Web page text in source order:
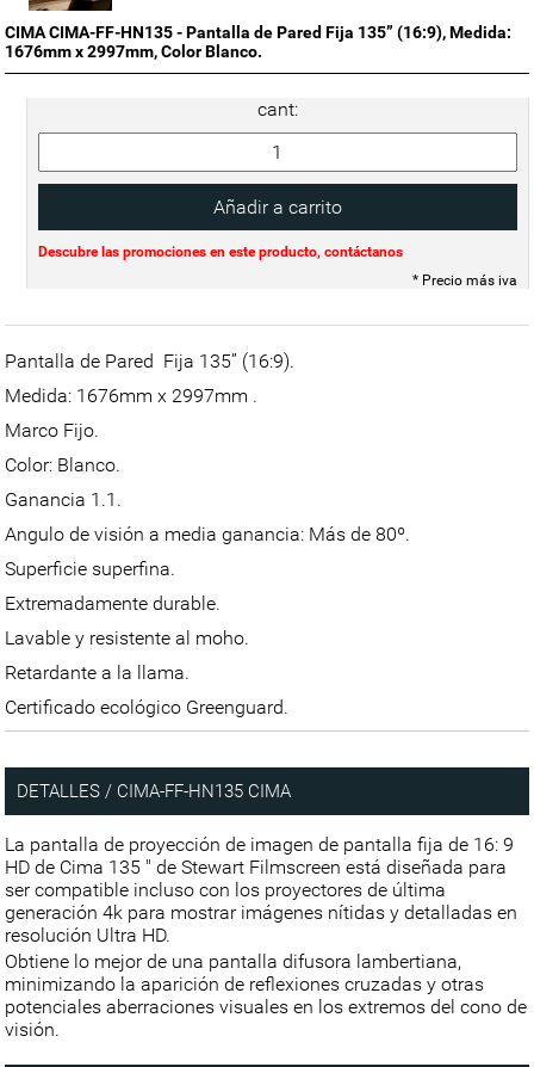
CIMA CIMA-FF-HN135 - Pantalla de Pared Fija 135” (16:9), Medida:
1676mm x 2997mm, Color Blanco.
cant:
Descubre las promociones en este producto, contáctanos
* Precio más iva
Pantalla de Pared Fija 135” (16:9).
Medida: 1676mm x 2997mm .
Marco Fijo.
Color: Blanco.
Ganancia 1.1.
Angulo de visión a media ganancia: Más de 80º.
Superficie superfina.
Extremadamente durable.
Lavable y resistente al moho.
Retardante a la llama.
Certificado ecológico Greenguard.
DETALLES / CIMA-FF-HN135 CIMA
La pantalla de proyección de imagen de pantalla fija de 16: 9
HD de Cima 135 " de Stewart Filmscreen está diseñada para
ser compatible incluso con los proyectores de última
generación 4k para mostrar imágenes nítidas y detalladas en
resolución Ultra HD.
Obtiene lo mejor de una pantalla difusora lambertiana,
minimizando la aparición de reflexiones cruzadas y otras
potenciales aberraciones visuales en los extremos del cono de
visión.